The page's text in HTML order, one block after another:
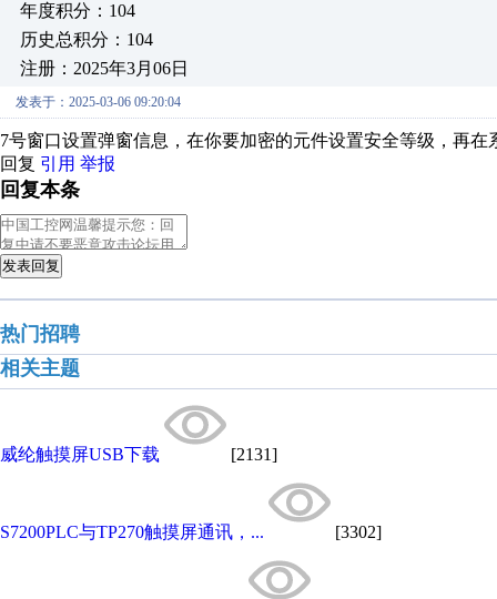
年度积分：104
历史总积分：104
注册：2025年3月06日
发表于：2025-03-06 09:20:04
7号窗口设置弹窗信息，在你要加密的元件设置安全等级，再在
回复 引用 举报
回复本条
发表回复
热门招聘
相关主题
威纶触摸屏USB下载 [2131]
S7200PLC与TP270触摸屏通讯，... [3302]